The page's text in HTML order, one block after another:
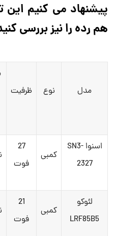
پیشنهاد می کنیم
هم رده را نیز بررسی
مدل نوع ظرفیت
اسنوا SN3-
2327
کمبی
27
فوت
لئوکو
LRF85B5
کمبی
21
فوت